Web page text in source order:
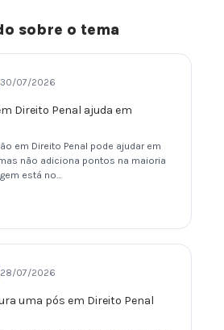
sobre o tema
30/07/2026
Direito Penal ajuda em
em Direito Penal pode ajudar em
não adiciona pontos na maioria
está no…
28/07/2026
uma pós em Direito Penal